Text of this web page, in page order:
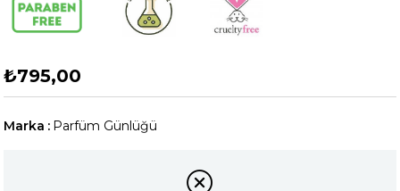
₺795,00
Marka : Parfüm Günlüğü